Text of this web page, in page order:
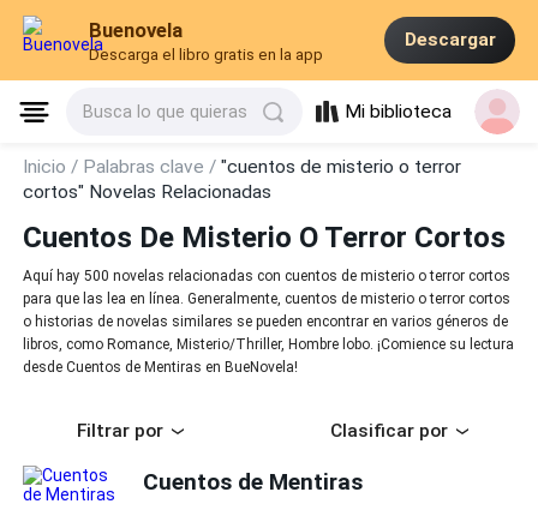
Buenovela
Descarga el libro gratis en la app
Descargar
Busca lo que quieras Mi biblioteca
Inicio / Palabras clave /"cuentos de misterio o terror
cortos" Novelas Relacionadas
Cuentos De Misterio O Terror Cortos
Aquí hay 500 novelas relacionadas con cuentos de misterio o terror cortos
para que las lea en línea. Generalmente, cuentos de misterio o terror cortos
o historias de novelas similares se pueden encontrar en varios géneros de
libros, como Romance, Misterio/Thriller, Hombre lobo. ¡Comience su lectura
desde Cuentos de Mentiras en BueNovela!
Filtrar por Clasificar por
Cuentos de Mentiras